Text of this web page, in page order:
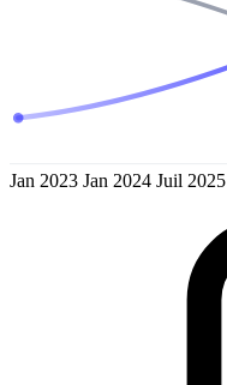
Jan 2023 Jan 2024 Juil 2025